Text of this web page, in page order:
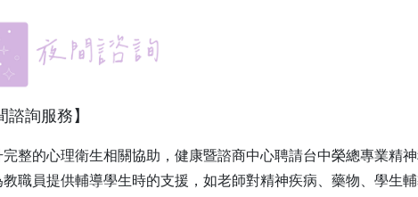
諮詢服務】
完整的心理衛生相關協助，健康暨諮商中心聘請台中榮總專業精
教職員提供輔導學生時的支援，如老師對精神疾病、藥物、學生